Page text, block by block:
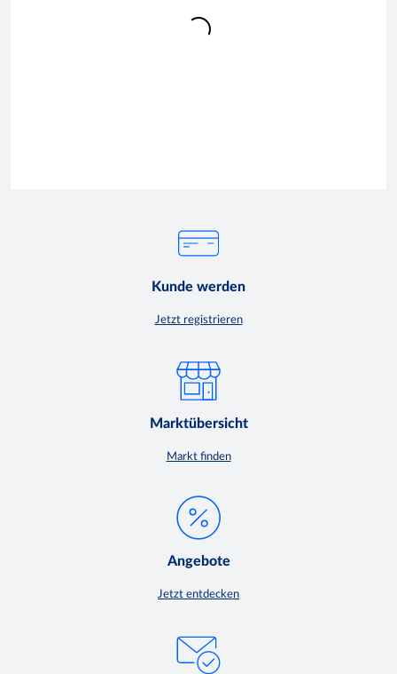
Kunde werden
Jetzt registrieren
Marktübersicht
Markt finden
Angebote
Jetzt entdecken